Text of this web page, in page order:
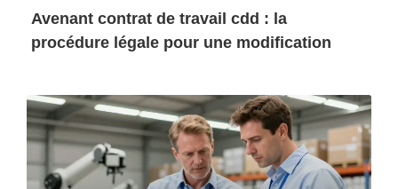
Avenant contrat de travail cdd : la
procédure légale pour une modification